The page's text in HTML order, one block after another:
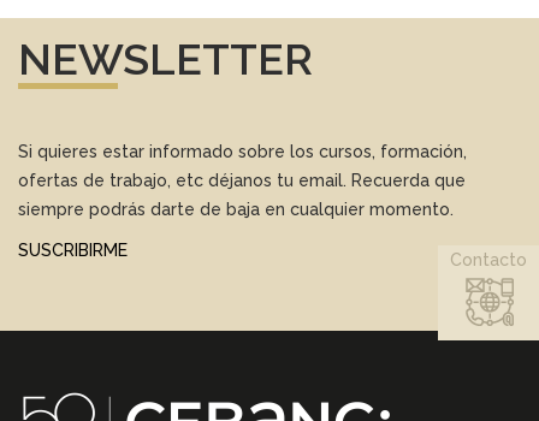
NEWSLETTER
Si quieres estar informado sobre los cursos, formación,
ofertas de trabajo, etc déjanos tu email. Recuerda que
siempre podrás darte de baja en cualquier momento.
SUSCRIBIRME Contacto